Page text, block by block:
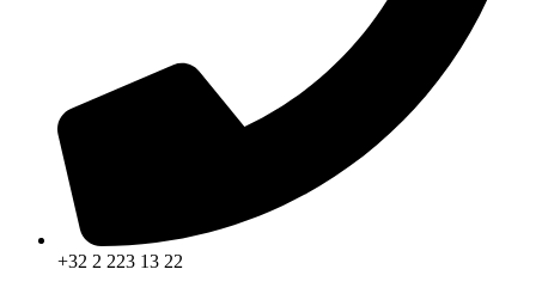
+32 2 223 13 22